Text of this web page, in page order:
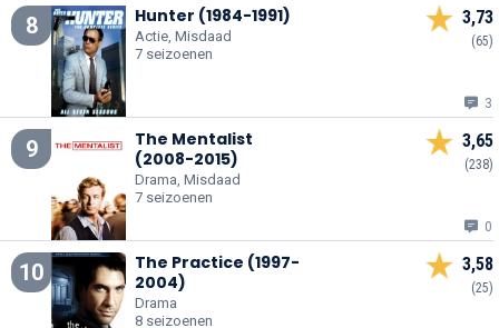
8 Hunter (1984-1991)
Actie, Misdaad
7 seizoenen
3,73
(65)
3
9
The Mentalist
(2008-2015)
Drama, Misdaad
7 seizoenen
3,65
(238)
0
10
The Practice (1997-
2004)
Drama
8 seizoenen
3,58
(25)